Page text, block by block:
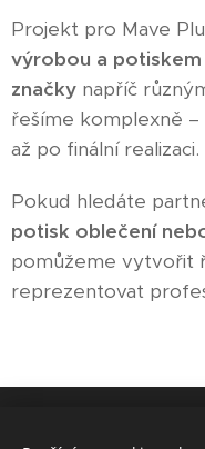
Projekt pro Mave
výrobou a
značky napříč
řešíme komplexně
až po finální realizaci.
Pokud hledáte
potisk oblečení
pomůžeme vytvořit
reprezentovat